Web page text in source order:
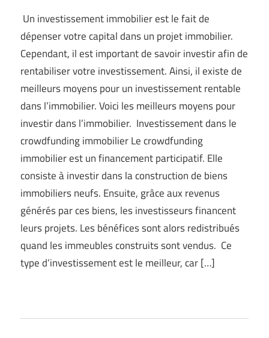
Un investissement immobilier est le fait de
dépenser votre capital dans un projet immobilier.
Cependant, il est important de savoir investir afin de
rentabiliser votre investissement. Ainsi, il existe de
meilleurs moyens pour un investissement rentable
dans l’immobilier. Voici les meilleurs moyens pour
investir dans l’immobilier. Investissement dans le
crowdfunding immobilier Le crowdfunding
immobilier est un financement participatif. Elle
consiste à investir dans la construction de biens
immobiliers neufs. Ensuite, grâce aux revenus
générés par ces biens, les investisseurs financent
leurs projets. Les bénéfices sont alors redistribués
quand les immeubles construits sont vendus. Ce
type d’investissement est le meilleur, car […]